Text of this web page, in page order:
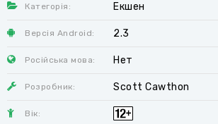
Категорія: Екшен
Версія Android: 2.3
Російська мова: Нет
Розробник: Scott Cawthon
Вік: